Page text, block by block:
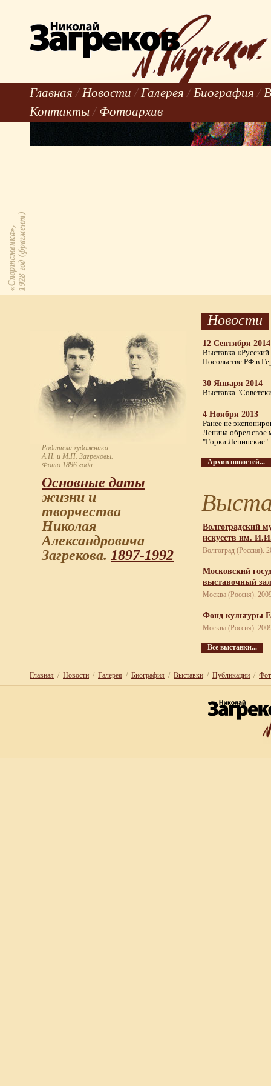
Главная / Новости / Галерея / Биография /
Контакты / Фотоархив
Родители художника
А.Н. и М.П. Загрековы.
Фото 1896 года
Основные даты
жизни и
творчества
Николая
Александровича
Загрекова. 1897-1992
Новости
12 Сентября 2014
Выставка «Русский
Посольстве РФ в
30 Января 2014
Выставка
4 Ноября 2013
Ранее не
Ленина обрел свое
"Горки Ленинские"
Архив новостей...
Волгоградский
искусств им.
Волгоград (Россия).
Московский
выставочный
Москва (Россия).
Фонд культуры
Москва (Россия).
Все выставки...
Главная / Новости / Галерея / Биография / Выставки / Публикации /